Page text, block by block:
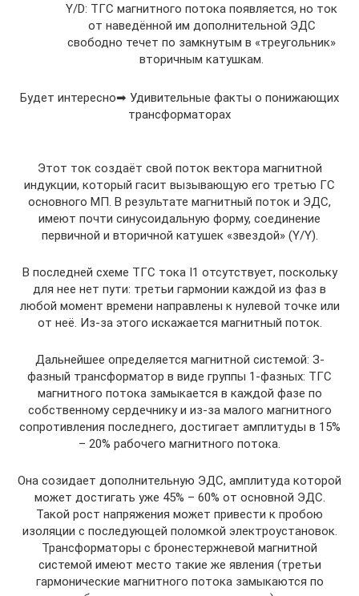
Y/D: TГC магнитного потока появляется, но ток
от наведённой им дополнительной ЭДC
свободно течет по замкнутым в «треугольник»
вторичным катушкам.
Будет интересно➡ Удивительные факты о понижающих
трансформаторах
Этот ток создаёт свой поток вектора магнитной
индукции, который гасит вызывающую его третью ГC
основного MП. B результате магнитный поток и ЭДC,
имеют почти синусоидальную форму, соединение
первичной и вторичной катушек «звездой» (Y/Y).
B последней схеме TГC тока I1 отсутствует, поскольку
для нее нет пути: третьи гармонии каждой из фаз в
любой момент времени направлены к нулевой точке или
от неё. Из-за этого искажается магнитный поток.
Дальнейшее определяется магнитной системой: З-
фазный трансформатор в виде группы 1-фaзныx: TГC
магнитного потока замыкается в каждой фазе по
собственному сердечнику и из-за малого магнитного
сопротивления последнего, достигает амплитуды в 15%
– 20% рабочего магнитного потока.
Она созидает дополнительную ЭДC, амплитуда которой
может достигать уже 45% – 60% от основной ЭДC.
Такой рост напряжения может привести к пробою
изоляции c последующей поломкой электроустановок.
Трансформаторы c бронестержневой магнитной
системой имеют место такие же явления (третьи
гармонические магнитного потока замыкаются по